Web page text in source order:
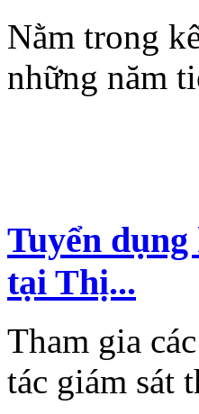
Nằm trong
những năm
Tuyển
tại Thị...
Tham gia
tác giám sát